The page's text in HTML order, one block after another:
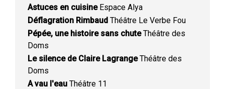
Astuces en cuisineEspace Alya
Déflagration Rimbaud Théâtre Le Verbe Fou
Pépée, une histoire sans chuteThéâtre des
Doms
Le silence de Claire LagrangeThéâtre des
Doms
A vau l'eau Théâtre 11